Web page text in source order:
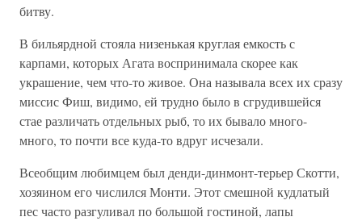
битву.
В бильярдной стояла низенькая круглая емкость с
карпами, которых Агата воспринимала скорее как
украшение, чем что-то живое. Она называла всех их сразу
миссис Фиш, видимо, ей трудно было в сгрудившейся
стае различать отдельных рыб, то их бывало много-
много, то почти все куда-то вдруг исчезали.
Всеобщим любимцем был денди-динмонт-терьер Скотти,
хозяином его числился Монти. Этот смешной кудлатый
пес часто разгуливал по большой гостиной, лапы